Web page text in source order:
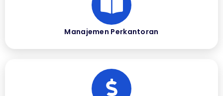
Manajemen Perkantoran